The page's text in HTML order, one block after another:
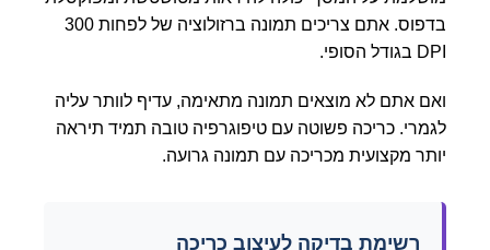
בדפוס. אתם צריכים תמונה ברזולוציה של לפחות 300
DPI בגודל הסופי.
ואם אתם לא מוצאים תמונה מתאימה, עדיף לוותר עליה
לגמרי. כריכה פשוטה עם טיפוגרפיה טובה תמיד תיראה
יותר מקצועית מכריכה עם תמונה גרועה.
רשימת בדיקה לעיצוב כריכה